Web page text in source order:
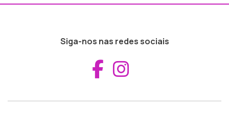
Siga-nos nas redes sociais
Aceder ao